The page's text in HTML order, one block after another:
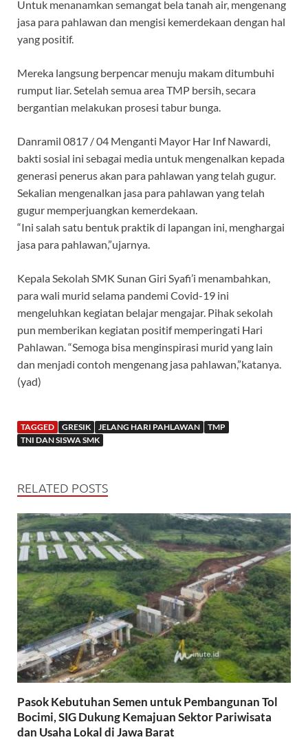
Untuk menanamkan semangat bela tanah air, mengenang
jasa para pahlawan dan mengisi kemerdekaan dengan hal
yang positif.
Mereka langsung berpencar menuju makam ditumbuhi
rumput liar. Setelah semua area TMP bersih, secara
bergantian melakukan prosesi tabur bunga.
Danramil 0817 / 04 Menganti Mayor Har Inf Nawardi,
bakti sosial ini sebagai media untuk mengenalkan kepada
generasi penerus akan para pahlawan yang telah gugur.
Sekalian mengenalkan jasa para pahlawan yang telah
gugur memperjuangkan kemerdekaan.
“Ini salah satu bentuk praktik di lapangan ini, menghargai
jasa para pahlawan,”ujarnya.
Kepala Sekolah SMK Sunan Giri Syafi’i menambahkan,
para wali murid selama pandemi Covid-19 ini
mengeluhkan kegiatan belajar mengajar. Pihak sekolah
pun memberikan kegiatan positif memperingati Hari
Pahlawan. “Semoga bisa menginspirasi murid yang lain
dan menjadi contoh mengenang jasa pahlawan,”katanya.
(yad)
TAGGED GRESIK JELANG HARI PAHLAWAN
TMP
TNI DAN SISWA SMK
RELATED POSTS
Pasok Kebutuhan Semen untuk Pembangunan Tol
Bocimi, SIG Dukung Kemajuan Sektor Pariwisata
dan Usaha Lokal di Jawa Barat